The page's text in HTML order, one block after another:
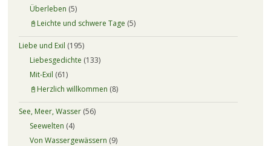
Überleben (5)
📓Leichte und schwere Tage (5)
Liebe und Exil (195)
Liebesgedichte (133)
Mit-Exil (61)
📓Herzlich willkommen (8)
See, Meer, Wasser(56)
Seewelten (4)
Von Wassergewässern (9)